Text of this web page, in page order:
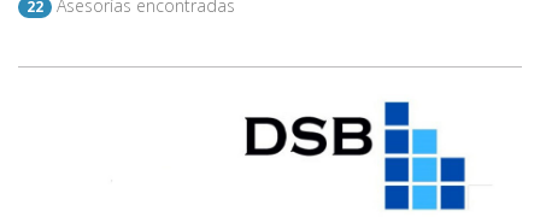
22 Asesorías encontradas